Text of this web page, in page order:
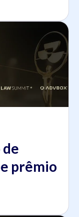
prêmio